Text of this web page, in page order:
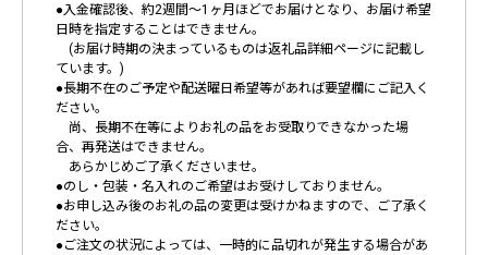
●入金確認後、約2週間～1ヶ月ほどでお届けとなり、お届け希望
日時を指定することはできません。
(お届け時期の決まっているものは返礼品詳細ページに記載し
ています。)
●長期不在のご予定や配送曜日希望等があれば要望欄にご記入く
ださい。
尚、長期不在等によりお礼の品をお受取りできなかった場
合、再発送はできません。
あらかじめご了承くださいませ。
●のし・包装・名入れのご希望はお受けしておりません。
●お申し込み後のお礼の品の変更は受けかねますので、ご了承く
ださい。
●ご注文の状況によっては、一時的に品切れが発生する場合があ